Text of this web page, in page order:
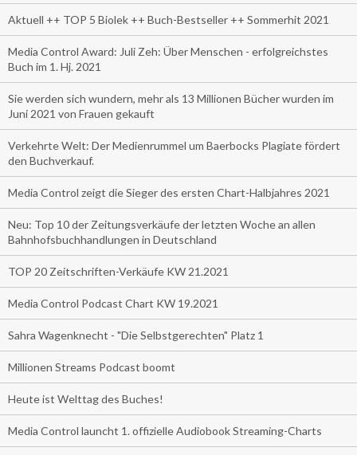
Aktuell ++ TOP 5 Biolek ++ Buch-Bestseller ++ Sommerhit 2021
Media Control Award: Juli Zeh: Über Menschen - erfolgreichstes
Buch im 1. Hj. 2021
Sie werden sich wundern, mehr als 13 Millionen Bücher wurden im
Juni 2021 von Frauen gekauft
Verkehrte Welt: Der Medienrummel um Baerbocks Plagiate fördert
den Buchverkauf.
Media Control zeigt die Sieger des ersten Chart-Halbjahres 2021
Neu: Top 10 der Zeitungsverkäufe der letzten Woche an allen
Bahnhofsbuchhandlungen in Deutschland
TOP 20 Zeitschriften-Verkäufe KW 21.2021
Media Control Podcast Chart KW 19.2021
Sahra Wagenknecht - "Die Selbstgerechten" Platz 1
Millionen Streams Podcast boomt
Heute ist Welttag des Buches!
Media Control launcht 1. offizielle Audiobook Streaming-Charts